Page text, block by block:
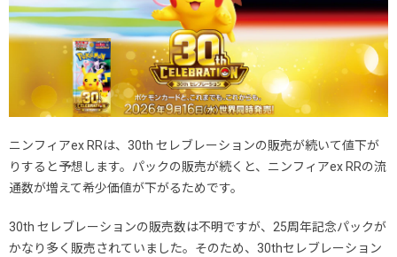
ニンフィアex RRは、30th セレブレーションの販売が続いて値下が
りすると予想します。パックの販売が続くと、ニンフィアex RRの流
通数が増えて希少価値が下がるためです。
30th セレブレーションの販売数は不明ですが、25周年記念パックが
かなり多く販売されていました。そのため、30thセレブレーション